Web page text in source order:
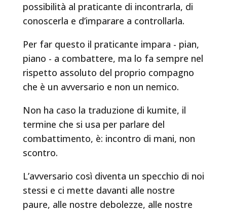
possibilità al praticante di incontrarla, di
conoscerla e d’imparare a controllarla.
Per far questo il praticante impara - pian,
piano - a combattere, ma lo fa sempre nel
rispetto assoluto del proprio compagno
che è un avversario e non un nemico.
Non ha caso la traduzione di kumite, il
termine che si usa per parlare del
combattimento, è: incontro di mani, non
scontro.
L’avversario così diventa un specchio di noi
stessi e ci mette davanti alle nostre
paure, alle nostre debolezze, alle nostre